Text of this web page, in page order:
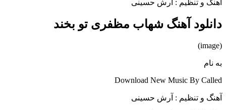
آهنگ و تنظیم : آرش حسینی
دانلود آهنگ شهاب مظفری تو بخند
(image)
به نام
Download New Music By Called
آهنگ و تنظیم : آرش حسینی